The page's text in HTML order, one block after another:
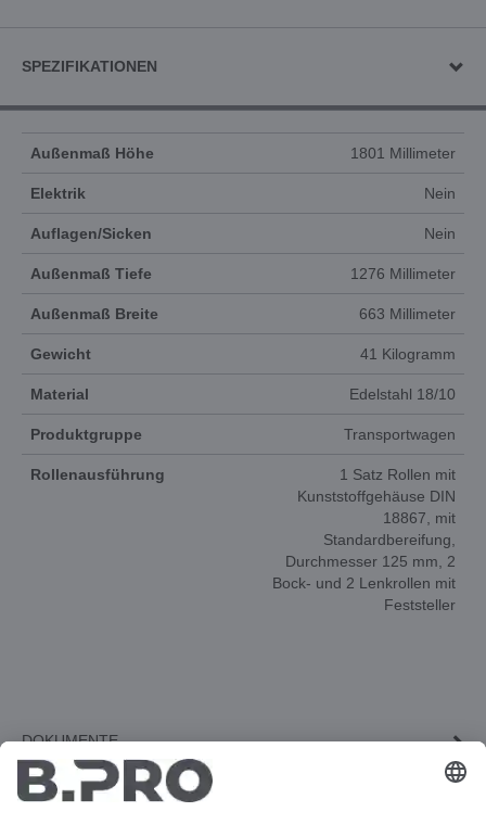
SPEZIFIKATIONEN
Außenmaß Höhe 1801 Millimeter
Elektrik Nein
Auflagen/Sicken Nein
Außenmaß Tiefe 1276 Millimeter
Außenmaß Breite 663 Millimeter
Gewicht 41 Kilogramm
Material Edelstahl 18/10
Produktgruppe Transportwagen
Rollenausführung
1 Satz Rollen mit
Kunststoffgehäuse DIN
18867, mit
Standardbereifung,
Durchmesser 125 mm, 2
Bock- und 2 Lenkrollen mit
Feststeller
DOKUMENTE